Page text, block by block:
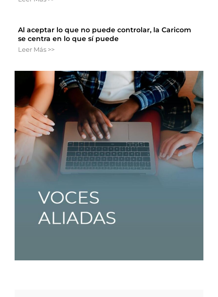
Al aceptar lo que no puede controlar, la Caricom
se centra en lo que sí puede
Leer Más >>